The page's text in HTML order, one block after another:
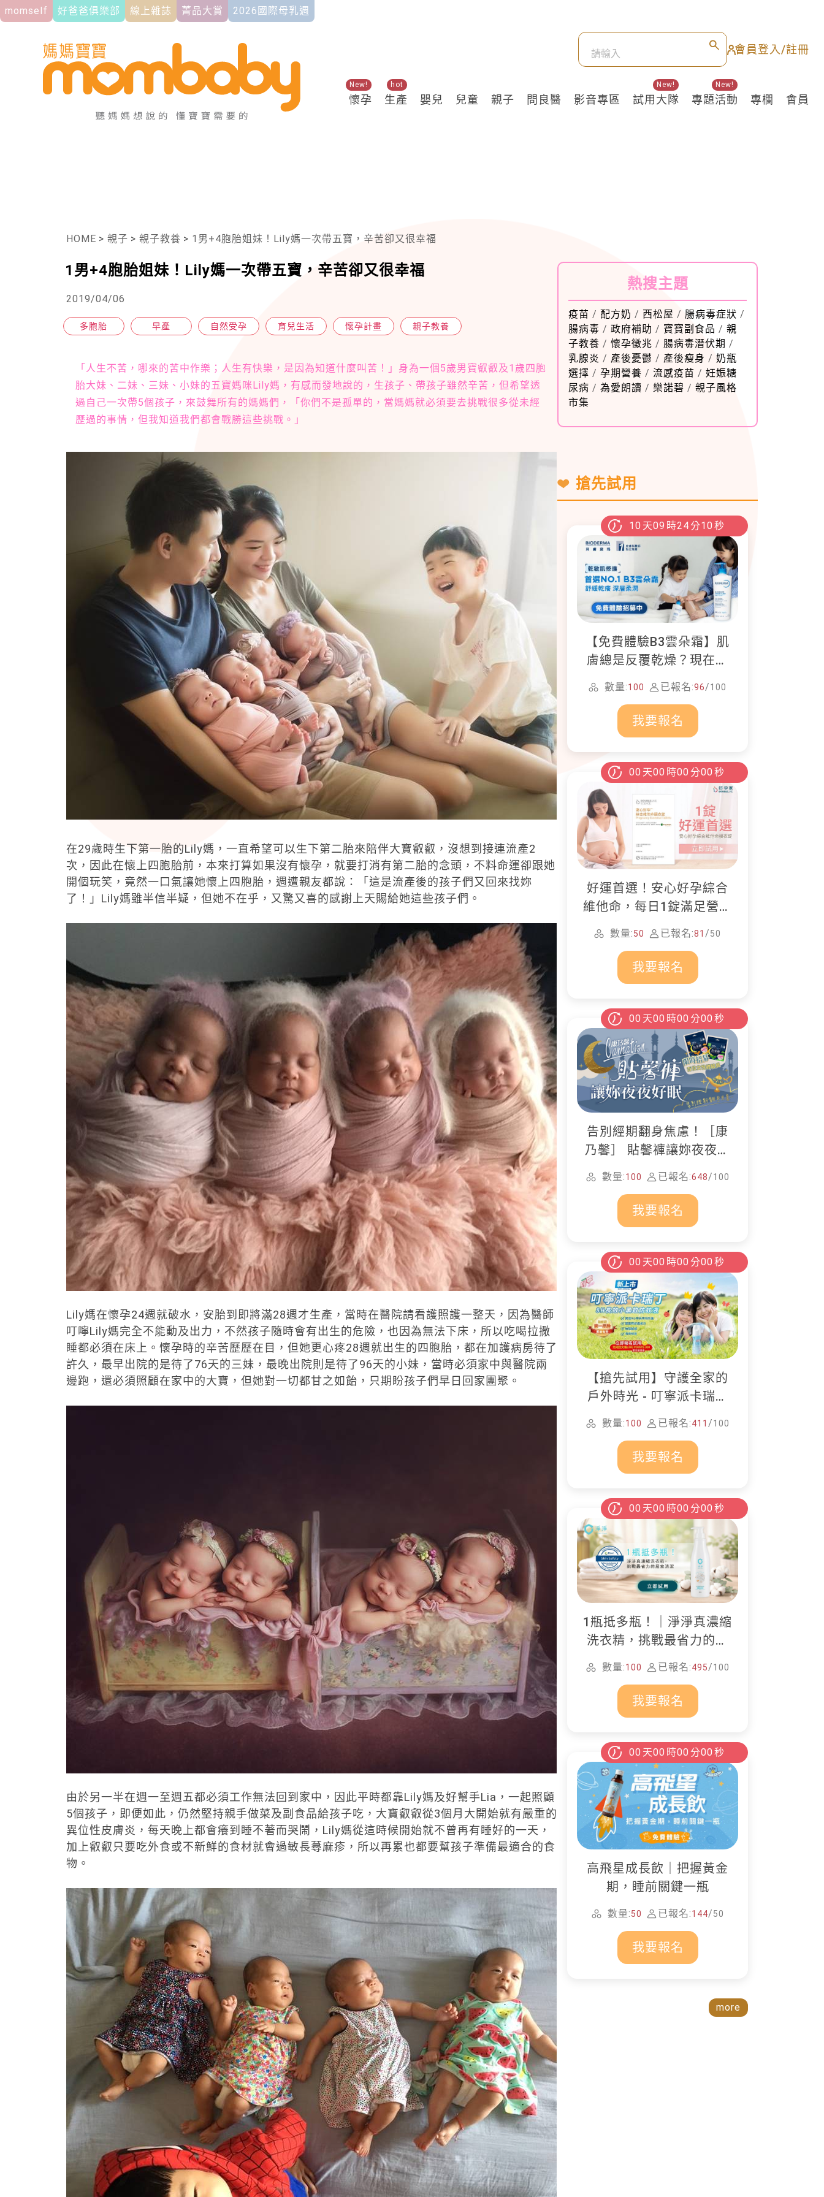
momself 好爸爸俱樂部 線上雜誌 菁品大賞 2026國際母乳週
會員登入/註冊
懷孕
New!
生產
hot
嬰兒 兒童 親子 問良醫 影音專區 試用大隊
New!
專題活動
New!
專欄 會員
HOME > 親子 > 親子教養 > 1男+4胞胎姐妹！Lily媽一次帶五寶，辛苦卻又很幸福
1男+4胞胎姐妹！Lily媽一次帶五寶，辛苦卻又很幸福
2019/04/06
多胞胎 早產 自然受孕 育兒生活 懷孕計畫 親子教養
「人生不苦，哪來的苦中作樂；人生有快樂，是因為知道什麼叫苦！」身為一個5歲男寶叡叡及1歲四胞
胎大妹、二妹、三妹、小妹的五寶媽咪Lily媽，有感而發地說的，生孩子、帶孩子雖然辛苦，但希望透
過自己一次帶5個孩子，來鼓舞所有的媽媽們，「你們不是孤單的，當媽媽就必須要去挑戰很多從未經
歷過的事情，但我知道我們都會戰勝這些挑戰。」
在29歲時生下第一胎的Lily媽，一直希望可以生下第二胎來陪伴大寶叡叡，沒想到接連流產2
次，因此在懷上四胞胎前，本來打算如果沒有懷孕，就要打消有第二胎的念頭，不料命運卻跟她
開個玩笑，竟然一口氣讓她懷上四胞胎，週遭親友都說：「這是流產後的孩子們又回來找妳
了！」Lily媽雖半信半疑，但她不在乎，又驚又喜的感謝上天賜給她這些孩子們。
Lily媽在懷孕24週就破水，安胎到即將滿28週才生產，當時在醫院請看護照護一整天，因為醫師
叮嚀Lily媽完全不能動及出力，不然孩子隨時會有出生的危險，也因為無法下床，所以吃喝拉撒
睡都必須在床上。懷孕時的辛苦歷歷在目，但她更心疼28週就出生的四胞胎，都在加護病房待了
許久，最早出院的是待了76天的三妹，最晚出院則是待了96天的小妹，當時必須家中與醫院兩
邊跑，還必須照顧在家中的大寶，但她對一切都甘之如飴，只期盼孩子們早日回家團聚。
由於另一半在週一至週五都必須工作無法回到家中，因此平時都靠Lily媽及好幫手Lia，一起照顧
5個孩子，即便如此，仍然堅持親手做菜及副食品給孩子吃，大寶叡叡從3個月大開始就有嚴重的
異位性皮膚炎，每天晚上都會癢到睡不著而哭鬧，Lily媽從這時候開始就不曾再有睡好的一天，
加上叡叡只要吃外食或不新鮮的食材就會過敏長蕁麻疹，所以再累也都要幫孩子準備最適合的食
物。
熱搜主題
疫苗 / 配方奶 / 西松屋 / 腸病毒症狀 /
腸病毒 / 政府補助 / 寶寶副食品 / 親
子教養 / 懷孕徵兆 / 腸病毒潛伏期 /
乳腺炎 / 產後憂鬱 / 產後瘦身 / 奶瓶
選擇 / 孕期營養 / 流感疫苗 / 妊娠糖
尿病 / 為愛朗讀 / 樂諾碧 / 親子風格
市集
搶先試用
10 天09 時24分08 秒
【免費體驗B3雲朵霜】肌
膚總是反覆乾燥？現在就
加入貝膚黛瑪修護體驗計
畫！
數量:100 已報名:96/100
我要報名
00 天00 時00 分00 秒
好運首選！安心好孕綜合
維他命，每日1錠滿足營養
所需
數量:50 已報名:81 /50
我要報名
00 天00 時00 分00 秒
告別經期翻身焦慮！［康
乃馨］ 貼馨褲讓妳夜夜好
數量:100 已報名:648/100
我要報名
00 天00 時00 分00 秒
【搶先試用】守護全家的
戶外時光 - 叮寧派卡瑞丁
防蚊液
數量:100 已報名:411 /100
我要報名
00 天00 時00 分00 秒
1瓶抵多瓶！｜淨淨真濃縮
洗衣精，挑戰最省力的居
家清潔
數量:100 已報名:495/100
我要報名
00 天00 時00 分00 秒
高飛星成長飲｜把握黃金
期，睡前關鍵一瓶
數量:50 已報名:144/50
我要報名
more